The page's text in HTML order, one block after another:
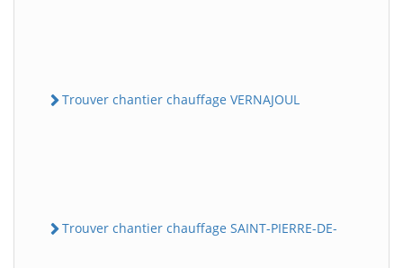
Trouver chantier chauffage VERNAJOUL
Trouver chantier chauffage SAINT-PIERRE-DE-